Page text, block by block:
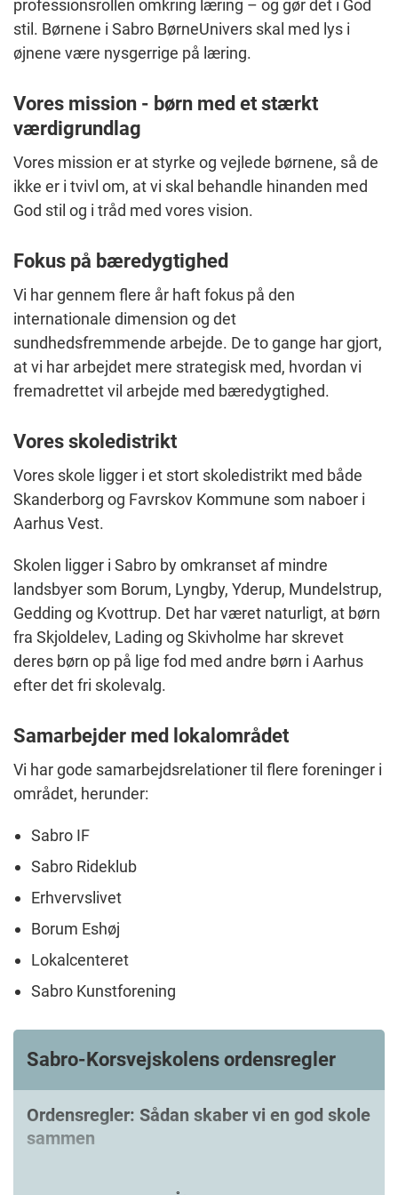
professionsrollen omkring læring – og gør det i God
stil. Børnene i Sabro BørneUnivers skal med lys i
øjnene være nysgerrige på læring.
Vores mission - børn med et stærkt
værdigrundlag
Vores mission er at styrke og vejlede børnene, så de
ikke er i tvivl om, at vi skal behandle hinanden med
God stil og i tråd med vores vision.
Fokus på bæredygtighed
Vi har gennem flere år haft fokus på den
internationale dimension og det
sundhedsfremmende arbejde. De to gange har gjort,
at vi har arbejdet mere strategisk med, hvordan vi
fremadrettet vil arbejde med bæredygtighed.
Vores skoledistrikt
Vores skole ligger i et stort skoledistrikt med både
Skanderborg og Favrskov Kommune som naboer i
Aarhus Vest.
Skolen ligger i Sabro by omkranset af mindre
landsbyer som Borum, Lyngby, Yderup, Mundelstrup,
Gedding og Kvottrup. Det har været naturligt, at børn
fra Skjoldelev, Lading og Skivholme har skrevet
deres børn op på lige fod med andre børn i Aarhus
efter det fri skolevalg.
Samarbejder med lokalområdet
Vi har gode samarbejdsrelationer til flere foreninger i
området, herunder:
Sabro IF
Sabro Rideklub
Erhvervslivet
Borum Eshøj
Lokalcenteret
Sabro Kunstforening
Sabro-Korsvejskolens ordensregler
Ordensregler: Sådan skaber vi en god skole
sammen